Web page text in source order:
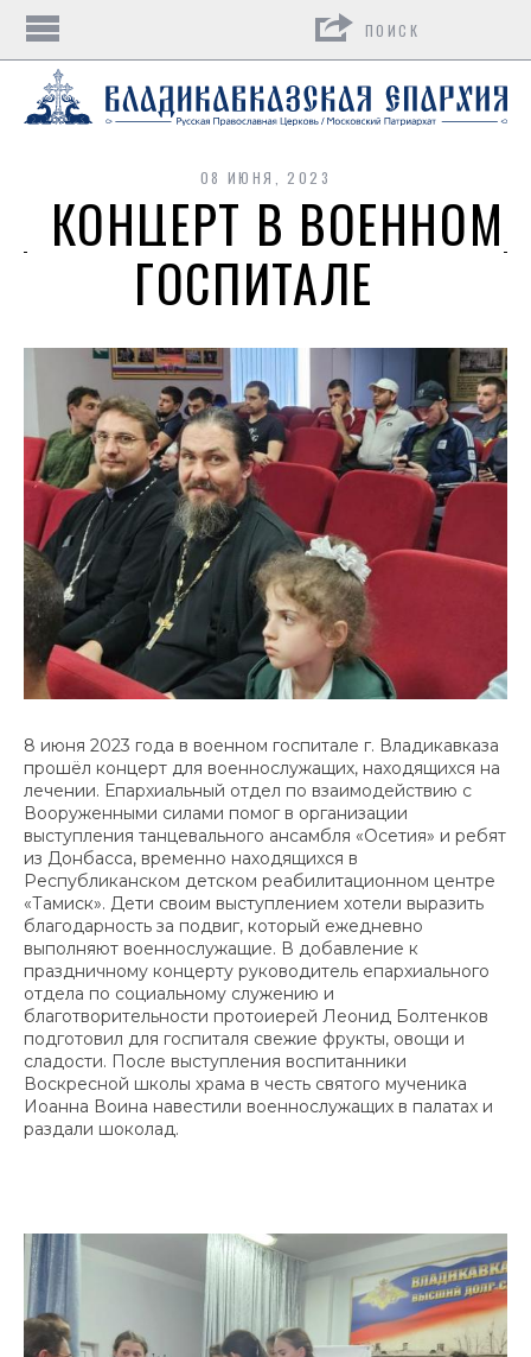
08 ИЮНЯ, 2023
КОНЦЕРТ В ВОЕННОМ
ГОСПИТАЛЕ
8 июня 2023 года в военном госпитале г. Владикавказа
прошёл концерт для военнослужащих, находящихся на
лечении. Епархиальный отдел по взаимодействию с
Вооруженными силами помог в организации
выступления танцевального ансамбля «Осетия» и ребят
из Донбасса, временно находящихся в
Республиканском детском реабилитационном центре
«Тамиск». Дети своим выступлением хотели выразить
благодарность за подвиг, который ежедневно
выполняют военнослужащие. В добавление к
праздничному концерту руководитель епархиального
отдела по социальному служению и
благотворительности протоиерей Леонид Болтенков
подготовил для госпиталя свежие фрукты, овощи и
сладости. После выступления воспитанники
Воскресной школы храма в честь святого мученика
Иоанна Воина навестили военнослужащих в палатах и
раздали шоколад.